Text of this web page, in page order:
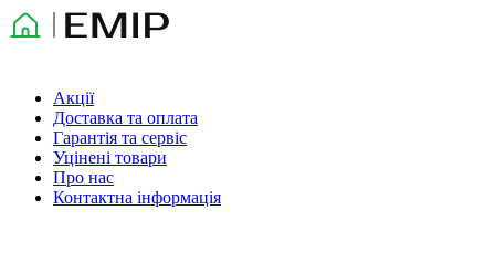
Акції
Доставка та оплата
Гарантія та сервіс
Уцінені товари
Про нас
Контактна інформація